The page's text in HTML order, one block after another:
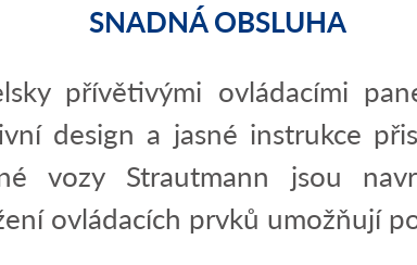
SNADNÁ OBSLUHA
přívětivými ovládacími
design a jasné instrukce
vozy Strautmann jsou
ovládacích prvků umožňují